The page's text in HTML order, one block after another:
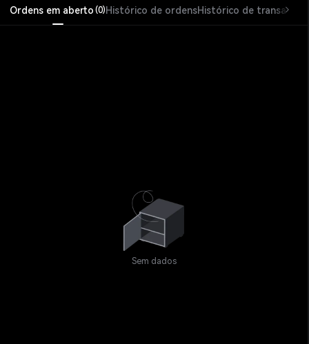
Ordens em aberto (0)Histórico de ordensHistórico de transações
Sem dados